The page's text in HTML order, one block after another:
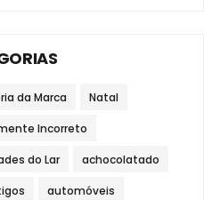
da Marca Natal
Incorreto
do Lar achocolatado
automóveis